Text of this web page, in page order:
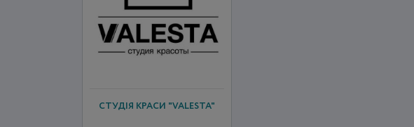
СТУДІЯ КРАСИ "VALESTA"